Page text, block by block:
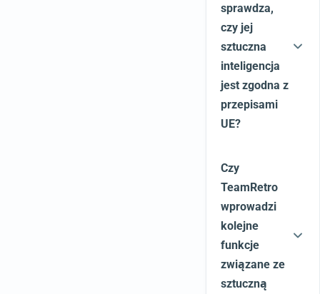
sprawdza,
czy jej
sztuczna
inteligencja
jest zgodna z
przepisami
UE?
Czy
TeamRetro
wprowadzi
kolejne
funkcje
związane ze
sztuczną